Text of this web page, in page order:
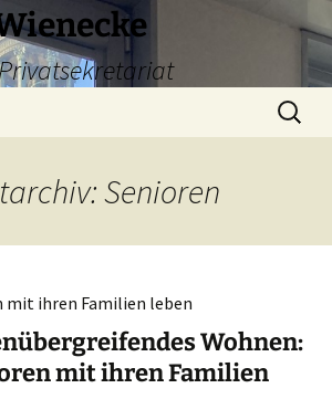
Privatsekretariat
Suchen
nach:
Senioren
Wohnen:
mit ihren Familien